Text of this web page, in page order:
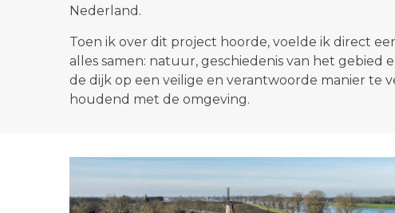
Nederland.
Toen ik over dit project hoorde, voelde ik direct
alles samen: natuur, geschiedenis van het gebied
de dijk op een veilige en verantwoorde manier te
houdend met de omgeving.